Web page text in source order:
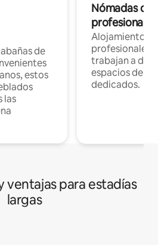
de
estos
las
Nómadas
Alojamientos
profesionales
trabajan a
espacios de
dedicados.
ventajas para estadías
largas